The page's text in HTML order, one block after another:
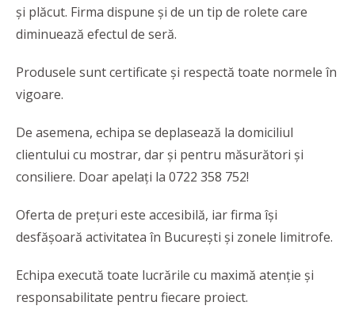
și plăcut. Firma dispune și de un tip de rolete care
diminuează efectul de seră.
Produsele sunt certificate și respectă toate normele în
vigoare.
De asemena, echipa se deplasează la domiciliul
clientului cu mostrar, dar şi pentru măsurători și
consiliere. Doar apelaţi la 0722 358 752!
Oferta de prețuri este accesibilă, iar firma își
desfășoară activitatea în București și zonele limitrofe.
Echipa execută toate lucrările cu maximă atenție și
responsabilitate pentru fiecare proiect.